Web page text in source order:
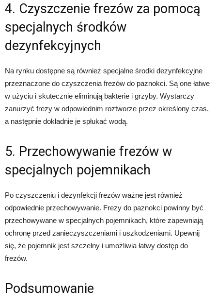
4. Czyszczenie frezów za pomocą
specjalnych środków
dezynfekcyjnych
Na rynku dostępne są również specjalne środki dezynfekcyjne
przeznaczone do czyszczenia frezów do paznokci. Są one łatwe
w użyciu i skutecznie eliminują bakterie i grzyby. Wystarczy
zanurzyć frezy w odpowiednim roztworze przez określony czas,
a następnie dokładnie je spłukać wodą.
5. Przechowywanie frezów w
specjalnych pojemnikach
Po czyszczeniu i dezynfekcji frezów ważne jest również
odpowiednie przechowywanie. Frezy do paznokci powinny być
przechowywane w specjalnych pojemnikach, które zapewniają
ochronę przed zanieczyszczeniami i uszkodzeniami. Upewnij
się, że pojemnik jest szczelny i umożliwia łatwy dostęp do
frezów.
Podsumowanie